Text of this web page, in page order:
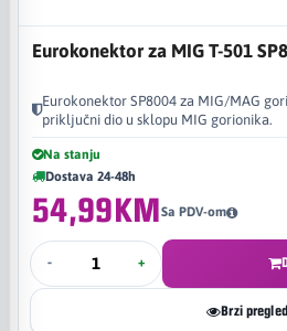
Eurokonektor za MIG T-501
Eurokonektor SP8004 za MIG/MAG
priključni dio u sklopu MIG gorionika.
Na stanju
Dostava 24-48h
54,99KMSa PDV-om
- +
Brzi pregled